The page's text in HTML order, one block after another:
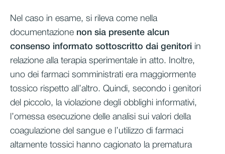
Nel caso in esame, si rileva come nella
documentazione non sia presente alcun
consenso informato sottoscritto dai genitori in
relazione alla terapia sperimentale in atto. Inoltre,
uno dei farmaci somministrati era maggiormente
tossico rispetto all’altro. Quindi, secondo i genitori
del piccolo, la violazione degli obblighi informativi,
l’omessa esecuzione delle analisi sui valori della
coagulazione del sangue e l’utilizzo di farmaci
altamente tossici hanno cagionato la prematura